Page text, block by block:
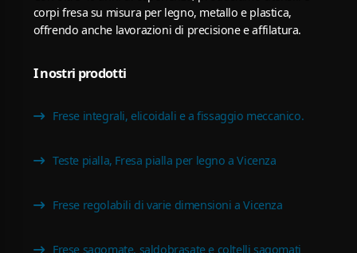
corpi fresa su misura per legno, metallo e plastica,
offrendo anche lavorazioni di precisione e affilatura.
I nostri prodotti
Frese integrali, elicoidali e a fissaggio meccanico.
Teste pialla, Fresa pialla per legno a Vicenza
Frese regolabili di varie dimensioni a Vicenza
Frese sagomate, saldobrasate e coltelli sagomati